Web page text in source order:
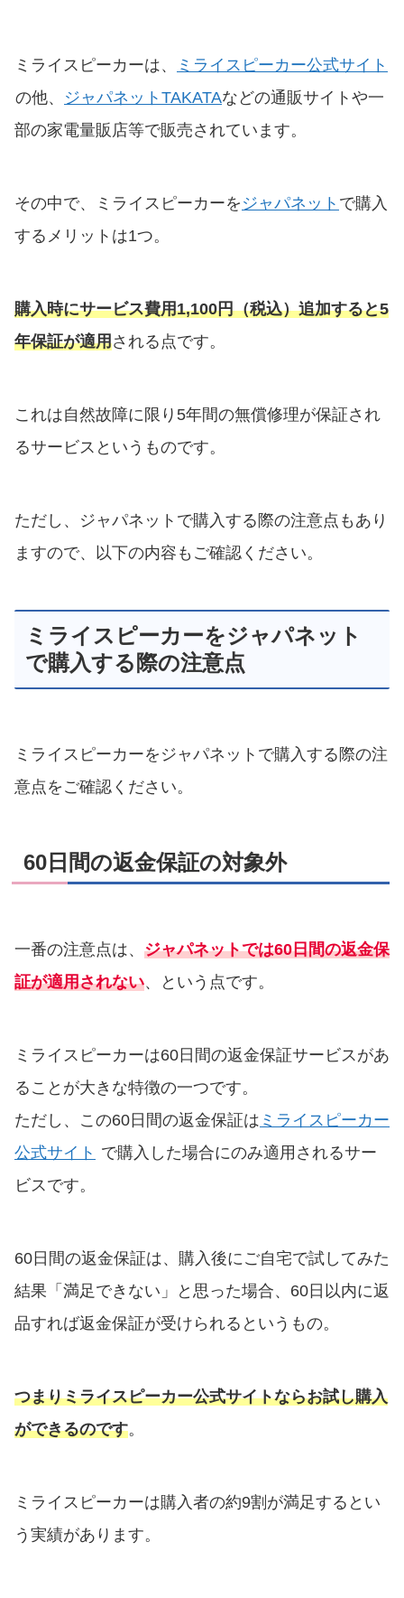
ミライスピーカーは、
ミライスピーカー公式サイト
の他、 ジャパネットTAKATAなどの通販サイトや一
部の家電量販店等で販売されています。
その中で、ミライスピーカーを ジャパネット で購入
するメリットは1つ。
購入時にサービス費用1,100円（税込）追加すると5
年保証が適用される点です。
これは自然故障に限り5年間の無償修理が保証され
るサービスというものです。
ただし、ジャパネットで購入する際の注意点もあり
ますので、以下の内容もご確認ください。
ミライスピーカーをジャパネット
で購入する際の注意点
ミライスピーカーをジャパネットで購入する際の注
意点をご確認ください。
60日間の返金保証の対象外
一番の注意点は、 ジャパネットでは60日間の返金保
証が適用されない、という点です。
ミライスピーカーは60日間の返金保証サービスがあ
ることが大きな特徴の一つです。
ただし、この60日間の返金保証は ミライスピーカー
公式サイト で購入した場合にのみ適用されるサー
ビスです。
60日間の返金保証は、購入後にご自宅で試してみた
結果「満足できない」と思った場合、60日以内に返
品すれば返金保証が受けられるというもの。
つまりミライスピーカー公式サイトならお試し購入
ができるのです。
ミライスピーカーは購入者の約9割が満足するとい
う実績があります。